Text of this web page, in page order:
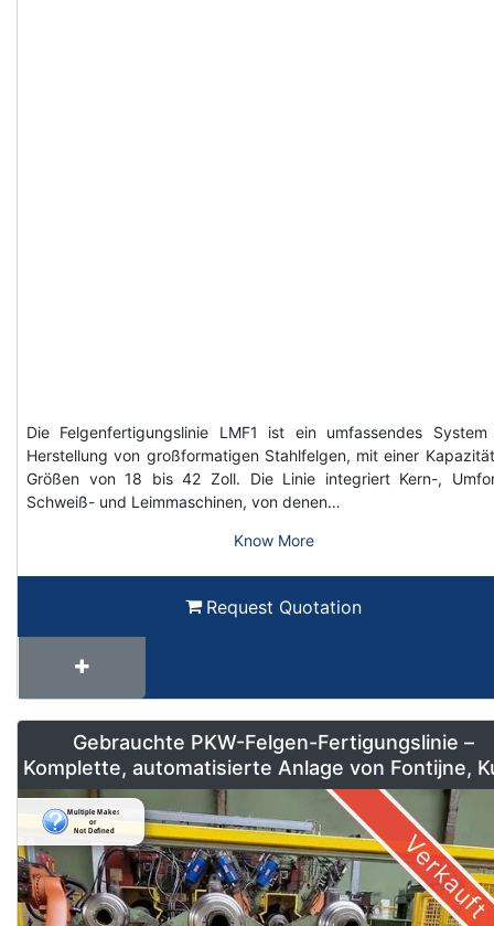
Die Felgenfertigungslinie LMF1 ist ein umfassendes
Herstellung von großformatigen Stahlfelgen, mit einer
Größen von 18 bis 42 Zoll. Die Linie integriert Kern-,
Schweiß- und Leimmaschinen, von denen…
Know More
Request Quotation
Gebrauchte PKW-Felgen-Fertigungslinie –
Komplette, automatisierte Anlage von Fontijne,
& Georg
Verkauft